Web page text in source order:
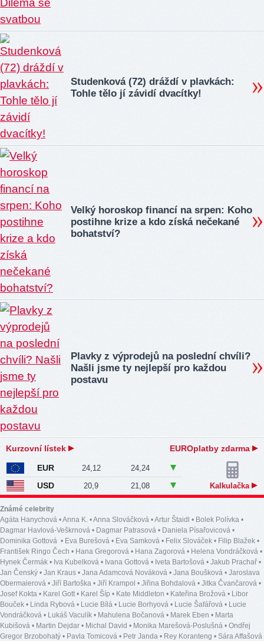
Studenková (72) dráždí v plavkách:
Tohle tělo jí závidí dvacítky!
Velký horoskop financí na srpen: Koho
postihne krize a kdo získá nečekané
bohatství?
Plavky z výprodejů na poslední chvíli?
Našli jsme ty nejlepší pro každou
postavu
Kurzovní lístek EUROplatby zdarma
EUR 24,12 24,24
USD 20,9 21,08 Kalkulačka
Známé celebrity
Agáta Hanychová •Anna K. •Anna Slováčková •Artur Štaidl • Bolek Polívka •
Dagmar Havlová-Veškrnová • Dagmar Patrasová • Daniela Písařovicová •
Dominika Gottová • Eva Burešová • Eva Samková • Felix Slováček • Filip Blažek •
František Ringo Čech • Hana Gregorová • Hana Zagorová • Helena Vondráčková •
Hynek Čermák • Iva Kubelková • Ivana Gottová • Iveta Bartošová • Jakub Prachař •
Jan Čenský • Jan Kraus • Jana Adamcová Nováková • Jana Boušková • Jaroslava
Obermaierová • Jiří Bartoška • Jiří Krampol • Jiřina Bohdalová • Jitka Čvančarová •
Josef Kokta • Karel Gott • Karel Šíp • Kate Middleton • Kateřina Brožová • Libor
Bouček • Linda Rybová • Lucie Bílá • Lucie Borhyová • Lucie Šafářová • Lucie
Vondráčková • Lukáš Vaculík • Mahulena Bočanová • Marek Eben • Marta
Kubišová • Martin Dejdar • Michal David • Monika Marešová-Poslušná • Ondřej
Gregor Brzobohatý • Pavla Tomicová • Petr Janda • Rey Koranteng • Sára Affašová